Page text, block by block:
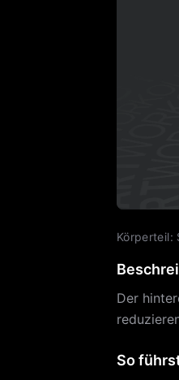
Körperteil:
Der
So